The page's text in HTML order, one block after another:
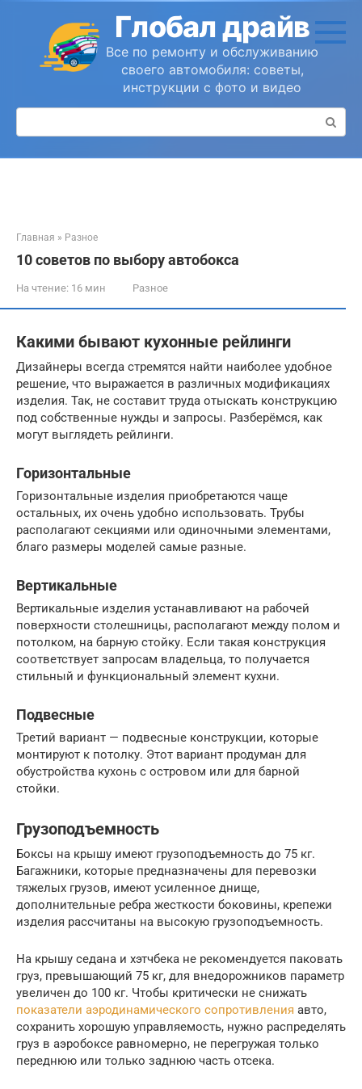
контенту
Глобал драйв
Все по ремонту и обслуживанию
своего автомобиля: советы,
инструкции с фото и видео
Поиск:
Главная » Разное
10 советов по выбору автобокса
На чтение: 16 мин Разное
Какими бывают кухонные рейлинги
Дизайнеры всегда стремятся найти наиболее удобное
решение, что выражается в различных модификациях
изделия. Так, не составит труда отыскать конструкцию
под собственные нужды и запросы. Разберёмся, как
могут выглядеть рейлинги.
Горизонтальные
Горизонтальные изделия приобретаются чаще
остальных, их очень удобно использовать. Трубы
располагают секциями или одиночными элементами,
благо размеры моделей самые разные.
Вертикальные
Вертикальные изделия устанавливают на рабочей
поверхности столешницы, располагают между полом и
потолком, на барную стойку. Если такая конструкция
соответствует запросам владельца, то получается
стильный и функциональный элемент кухни.
Подвесные
Третий вариант — подвесные конструкции, которые
монтируют к потолку. Этот вариант продуман для
обустройства кухонь с островом или для барной
стойки.
Грузоподъемность
Боксы на крышу имеют грузоподъемность до 75 кг.
Багажники, которые предназначены для перевозки
тяжелых грузов, имеют усиленное днище,
дополнительные ребра жесткости боковины, крепежи
изделия рассчитаны на высокую грузоподъемность.
На крышу седана и хэтчбека не рекомендуется паковать
груз, превышающий 75 кг, для внедорожников параметр
увеличен до 100 кг. Чтобы критически не снижать
показатели аэродинамического сопротивления авто,
сохранить хорошую управляемость, нужно распределять
груз в аэробоксе равномерно, не перегружая только
переднюю или только заднюю часть отсека.